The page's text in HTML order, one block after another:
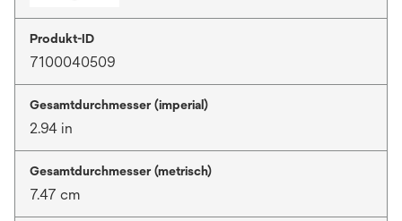
Produkt-ID
7100040509
Gesamtdurchmesser (imperial)
2.94 in
Gesamtdurchmesser (metrisch)
7.47 cm